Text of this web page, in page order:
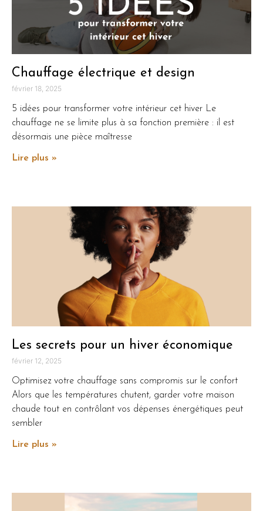
Chauffage électrique et design
février 18, 2025
5 idées pour transformer votre intérieur cet hiver Le
chauffage ne se limite plus à sa fonction première : il est
désormais une pièce maîtresse
Lire plus »
Les secrets pour un hiver économique
février 12, 2025
Optimisez votre chauffage sans compromis sur le confort
Alors que les températures chutent, garder votre maison
chaude tout en contrôlant vos dépenses énergétiques peut
sembler
Lire plus »